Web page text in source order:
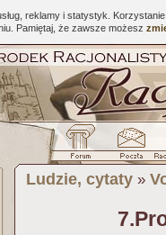
reklamy i statystyk.
Pamiętaj, że zawsze możesz
Ludzie, cytaty »